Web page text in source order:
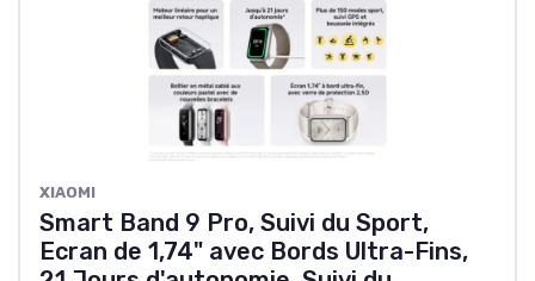
‎XIAOMI
Smart Band 9 Pro, Suivi du Sport,
Ecran de 1,74" avec Bords Ultra-Fins,